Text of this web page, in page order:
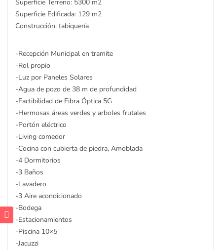
Superficie Terreno: 5300 m2
Superficie Edificada: 129 m2
Construcción: tabiquería
-Recepción Municipal en tramite
-Rol propio
-Luz por Paneles Solares
-Agua de pozo de 38 m de profundidad
-Factibilidad de Fibra Óptica 5G
-Hermosas áreas verdes y arboles frutales
-Portón eléctrico
-Living comedor
-Cocina con cubierta de piedra, Amoblada
-4 Dormitorios
-3 Baños
-Lavadero
-3 Aire acondicionado
-Bodega
-Estacionamientos
-Piscina 10×5
-Jacuzzi